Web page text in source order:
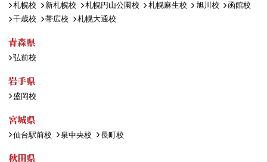
札幌校 新札幌校 札幌円山公園校 札幌麻生校 旭川校
函館校
千歳校
帯広校 札幌大通校
青森県
弘前校
岩手県
盛岡校
宮城県
仙台駅前校 泉中央校 長町校
秋田県